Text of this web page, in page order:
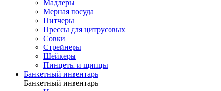
Мадлеры
Мерная посуда
Питчеры
Прессы для цитрусовых
Совки
Стрейнеры
Шейкеры
Пинцеты и щипцы
Банкетный инвентарь
Банкетный инвентарь